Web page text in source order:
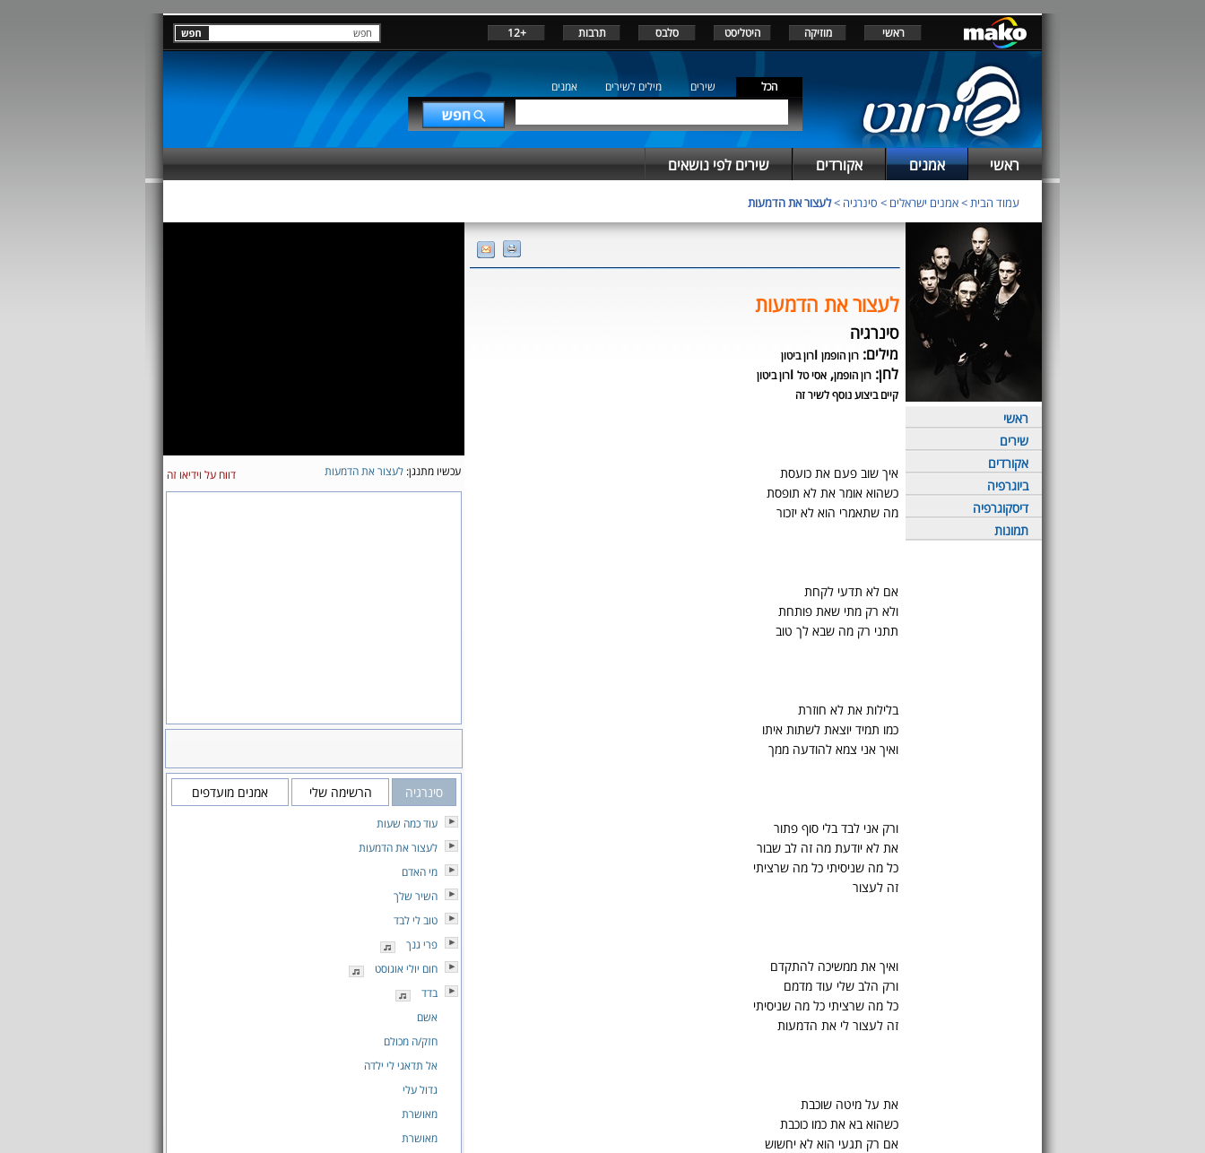
ראשי מוזיקה היטליסט סלבס תרבות +12
הכל שירים מילים לשירים אמנים
ראשי אמנים אקורדים שירים לפי נושאים
עמוד הבית>אמנים ישראלים > סינרגיה >לעצור את הדמעות
ראשי
שירים
אקורדים
ביוגרפיה
דיסקוגרפיה
תמונות
לעצור את הדמעות
סינרגיה
מילים: רון הופמן ורון ביטון
לחן: רון הופמן, אסי טל ורון ביטון
קיים ביצוע נוסף לשיר זה
איך שוב פעם את כועסת
כשהוא אומר את לא תופסת
מה שתאמרי הוא לא יזכור
אם לא תדעי לקחת
ולא רק מתי שאת פותחת
תתני רק מה שבא לך טוב
בלילות את לא חוזרת
כמו תמיד יוצאת לשתות איתו
ואיך אני צמא להודעה ממך
ורק אני לבד בלי סוף פתור
את לא יודעת מה זה לב שבור
כל מה שניסיתי כל מה שרציתי
זה לעצור
ואיך את ממשיכה להתקדם
ורק הלב שלי עוד מדמם
כל מה שרציתי כל מה שניסיתי
זה לעצור לי את הדמעות
את על מיטה שוכבת
כשהוא בא את כמו כוכבת
אם רק תגעי הוא לא יחשוש
עכשיו מתנגן: לעצור את הדמעות דווח על וידיאו זה
סינרגיה הרשימה שלי אמנים מועדפים
עוד כמה שעות
לעצור את הדמעות
מי האדם
השיר שלך
טוב לי לבד
פרי גנך
חום יולי אוגוסט
בדד
אשם
חזק/ה מכולם
אל תדאגי לי ילדה
גדול עלי
מאושרת
מאושרת